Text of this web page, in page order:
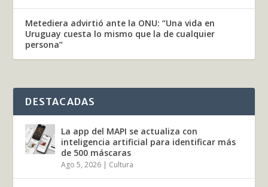
Metediera advirtió ante la ONU: “Una vida en
Uruguay cuesta lo mismo que la de cualquier
persona”
DESTACADAS
La app del MAPI se actualiza con
inteligencia artificial para identificar más
de 500 máscaras
Ago 5, 2026 | Cultura